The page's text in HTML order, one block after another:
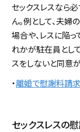
セックスレスなら
ん。例として、夫
場合や、レスに陥
れかが駐在員とし
スをしないと同意
・離婚で慰謝料請
セックスレスの